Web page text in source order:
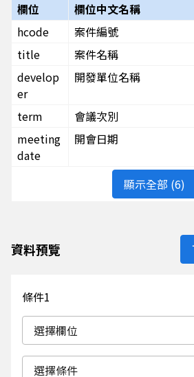
欄位 欄位中文名稱
hcode
案件編號
title
案件名稱
develop
er
開發單位名稱
term 會議次別
meeting
date
開會日期
顯示全部 (6)
資料預覽
條件1
選擇欄位
選擇條件